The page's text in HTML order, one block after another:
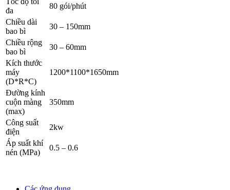
đa
80 gói/phút
Chiều dài
bao bì
30 – 150mm
Chiều rộng
bao bì
30 – 60mm
Kích thước
máy
(D*R*C)
1200*1100*1650mm
Đường kính
cuộn màng
(max)
350mm
Công suất
điện
2kw
Áp suất khí
nén (MPa)
0.5 – 0.6